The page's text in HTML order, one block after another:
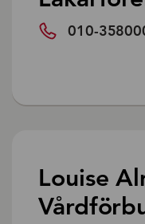
010-
Louise